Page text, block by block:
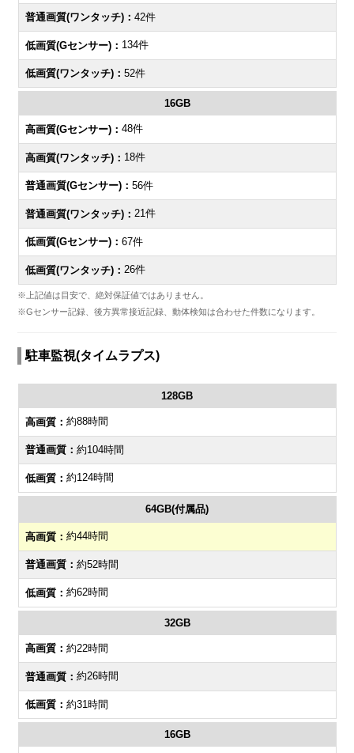
42件
134件
52件
16GB
48件
18件
56件
21件
67件
26件
※上記値は目安で、絶対保証値ではありません。
※Gセンサー記録、後方異常接近記録、動体検知は合わせた件数になります。
駐車監視(タイムラプス)
128GB
約88時間
約104時間
約124時間
64GB(付属品)
約44時間
約52時間
約62時間
32GB
約22時間
約26時間
約31時間
16GB